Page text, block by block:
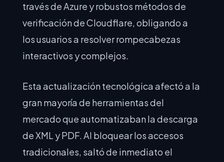
través de Azure y robustos métodos de
verificación de Cloudflare, obligando a
los usuarios a resolver rompecabezas
interactivos y complejos.
Esta actualización tecnológica afectó a la
gran mayoría de herramientas del
mercado que automatizaban la descarga
de XML y PDF. Al bloquear los accesos
tradicionales, saltó de inmediato el